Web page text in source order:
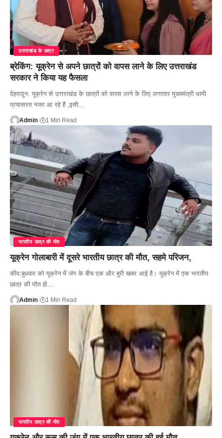
उत्तराखंड के छात्र
ब्रेकिंग: यूक्रेन से अपने छात्रों को वापस लाने के लिए उत्तराखंड
सरकार ने किया यह फैसला
देहरादून: यूक्रेन से उत्तराखंड के छात्रों को वापस लाने के लिए लगातार मुख्यमंत्री धामी
प्रयासरत नजर आ रहे हैं ,इसी…
Admin 1 Min Read
भारतीय छात्र की मौत
यूक्रेन गोलाबारी में दूसरे भारतीय छात्र की मौत, सहमे परिजन,
कीव:बुधवार को यूक्रेन में जंग के बीच एक और बुरी खबर आई है। यूक्रेन में एक भारतीय
छात्र की मौत हो…
Admin 1 Min Read
भारतीय छात्र की मौत